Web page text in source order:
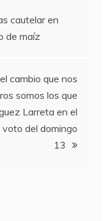
cautelar en
de maíz
cambio que nos
somos los que
Larreta en el
del domingo
13